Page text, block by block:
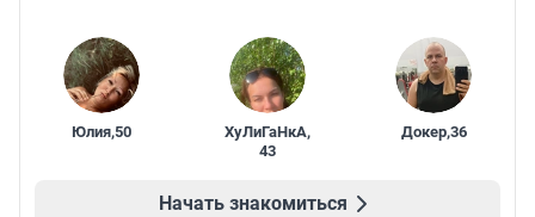
Юлия,50 ХуЛиГаНкА,
43
Докер,36
Начать знакомиться